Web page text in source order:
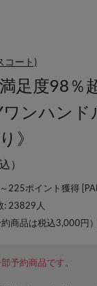
コート)
満足度98
ワンハン
》
）
225ポイント獲得 [
: 23829 人
商品は税込3,000円
予約商品です。